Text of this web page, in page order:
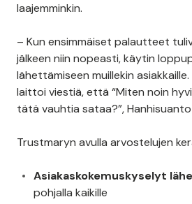
laajemminkin.
– Kun ensimmäiset palautteet
jälkeen niin nopeasti, käytin
lähettämiseen muillekin
laittoi viestiä, että “Miten noin
tätä vauhtia sataa?”,
Trustmaryn avulla arvostelujen
Asiakaskokemuskyselyt
pohjalla kaikille